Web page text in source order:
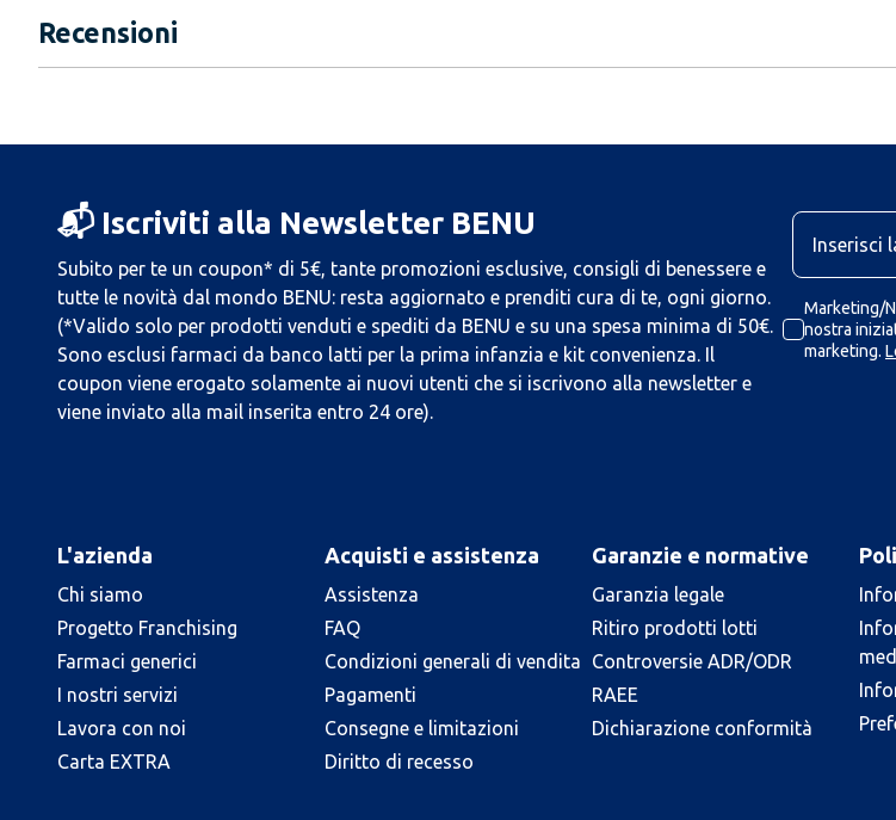
Recensioni
📬 Iscriviti alla Newsletter BENU
Subito per te un coupon* di 5€, tante promozioni esclusive, consigli di benessere e
tutte le novità dal mondo BENU: resta aggiornato e prenditi cura di te, ogni giorno.
(*Valido solo per prodotti venduti e spediti da BENU e su una spesa minima di 50€.
Sono esclusi farmaci da banco latti per la prima infanzia e kit convenienza. Il
coupon viene erogato solamente ai nuovi utenti che si iscrivono alla newsletter e
viene inviato alla mail inserita entro 24 ore).
Marketing/
nostra
marketing.
L'azienda
Chi siamo
Progetto Franchising
Farmaci generici
I nostri servizi
Lavora con noi
Carta EXTRA
Acquisti e assistenza
Assistenza
FAQ
Condizioni generali di vendita
Pagamenti
Consegne e limitazioni
Diritto di recesso
Garanzie e normative
Garanzia legale
Ritiro prodotti lotti
Controversie ADR/ODR
RAEE
Dichiarazione conformità